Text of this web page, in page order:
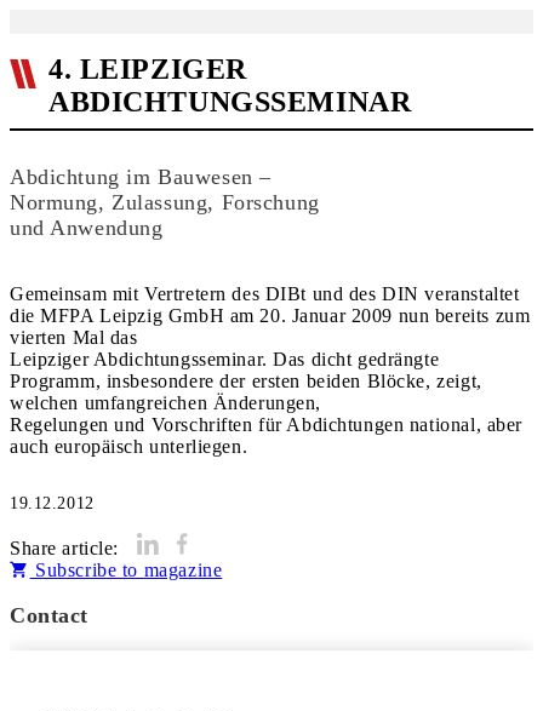
4. LEIPZIGER
ABDICHTUNGSSEMINAR
Abdichtung im Bauwesen –
Normung, Zulassung, Forschung
und Anwendung
Gemeinsam mit Vertretern des DIBt und des DIN veranstaltet
die MFPA Leipzig GmbH am 20. Januar 2009 nun bereits zum
vierten Mal das
Leipziger Abdichtungsseminar. Das dicht gedrängte
Programm, insbesondere der ersten beiden Blöcke, zeigt,
welchen umfangreichen Änderungen,
Regelungen und Vorschriften für Abdichtungen national, aber
auch europäisch unterliegen.
19.12.2012
Share article:
Subscribe to magazine
Contact